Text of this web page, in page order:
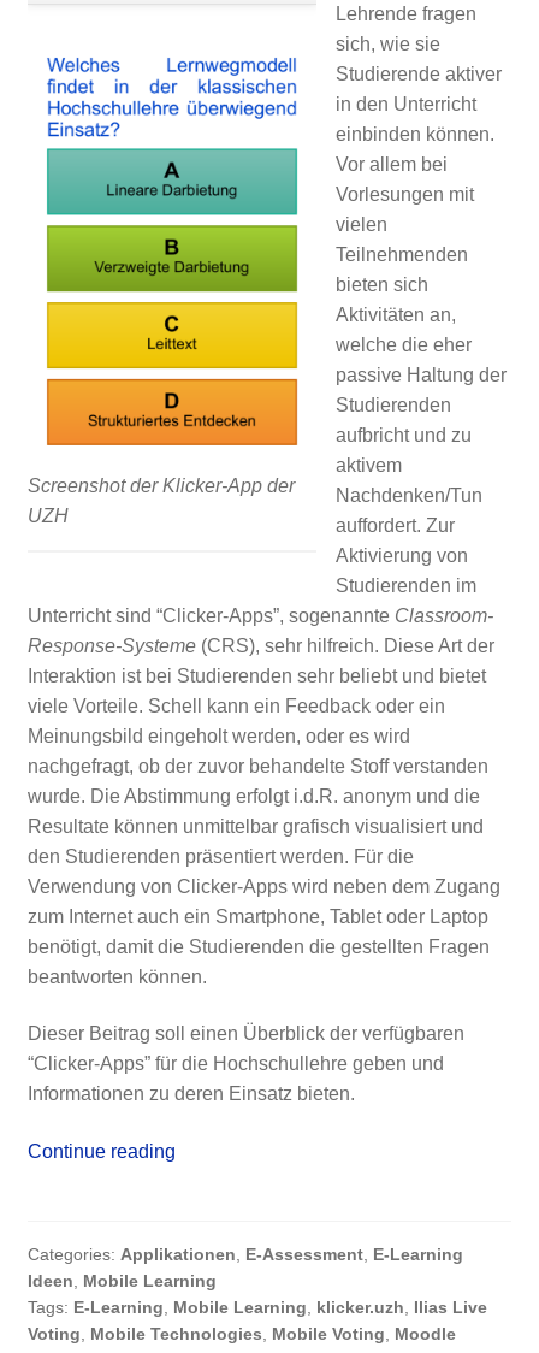
Screenshot der Klicker-App der
UZH
Lehrende fragen
sich, wie sie
Studierende aktiver
in den Unterricht
einbinden können.
Vor allem bei
Vorlesungen mit
vielen
Teilnehmenden
bieten sich
Aktivitäten an,
welche die eher
passive Haltung der
Studierenden
aufbricht und zu
aktivem
Nachdenken/Tun
auffordert. Zur
Aktivierung von
Studierenden im
Unterricht sind “Clicker-Apps”, sogenannte Classroom-
Response-Systeme(CRS), sehr hilfreich. Diese Art der
Interaktion ist bei Studierenden sehr beliebt und bietet
viele Vorteile. Schell kann ein Feedback oder ein
Meinungsbild eingeholt werden, oder es wird
nachgefragt, ob der zuvor behandelte Stoff verstanden
wurde. Die Abstimmung erfolgt i.d.R. anonym und die
Resultate können unmittelbar grafisch visualisiert und
den Studierenden präsentiert werden. Für die
Verwendung von Clicker-Apps wird neben dem Zugang
zum Internet auch ein Smartphone, Tablet oder Laptop
benötigt, damit die Studierenden die gestellten Fragen
beantworten können.
Dieser Beitrag soll einen Überblick der verfügbaren
“Clicker-Apps” für die Hochschullehre geben und
Informationen zu deren Einsatz bieten.
Continue readingClicker-
der
Hochschullehre
Categories: Applikationen, E-Assessment, E-Learning
Ideen, Mobile Learning
Tags: E-Learning, Mobile Learning, klicker.uzh, Ilias Live
Voting, Mobile Technologies, Mobile Voting, Moodle